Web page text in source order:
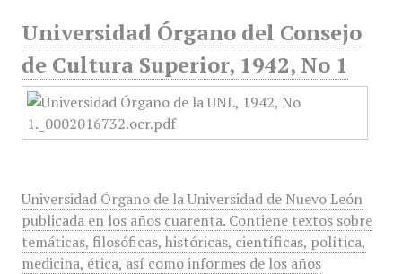
Universidad Órgano del Consejo
de Cultura Superior, 1942, No 1
Universidad Órgano de la Universidad de Nuevo León
publicada en los años cuarenta. Contiene textos sobre
temáticas, filosóficas, históricas, científicas, política,
medicina, ética, así como informes de los años